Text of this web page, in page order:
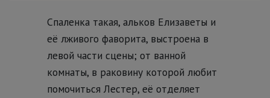
Спаленка такая, альков Елизаветы и
её лживого фаворита, выстроена в
левой части сцены; от ванной
комнаты, в раковину которой любит
помочиться Лестер, её отделяет